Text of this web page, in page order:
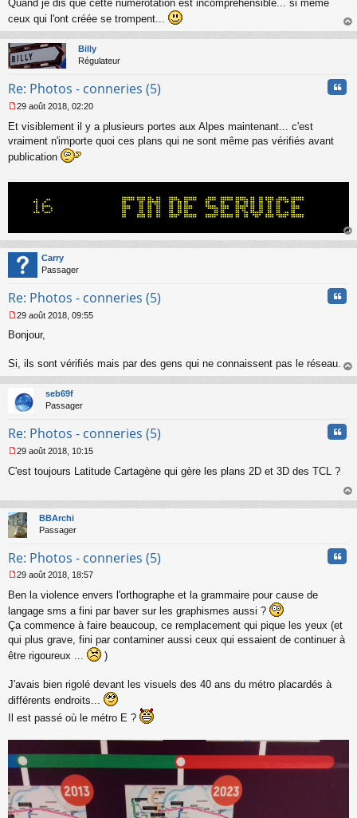
g
n
o
n
u
Quand je dis que cette numérotation est incompréhensible... si même
ceux qui l'ont créée se trompent...
au
Billy
Régulateur
Re: Photos - conneries (5)
e
s
s
a
l
u
29 août 2018, 02:20
Et visiblement il y a plusieurs portes aux Alpes maintenant... c'est
vraiment n'importe quoi ces plans qui ne sont même pas vérifiés avant
publication
au
Carry
Passager
Re: Photos - conneries (5)
e
a
g
e
n
n
u
29 août 2018, 09:55
Bonjour,
Si, ils sont vérifiés mais par des gens qui ne connaissent pas le réseau.
au
seb69f
Passager
Re: Photos - conneries (5)
e
a
g
e
o
l
u
29 août 2018, 10:15
C'est toujours Latitude Cartagène qui gère les plans 2D et 3D des TCL ?
au
BBArchi
Passager
Re: Photos - conneries (5)
e
s
a
g
e
l
u
29 août 2018, 18:57
Ben la violence envers l'orthographe et la grammaire pour cause de
langage sms a fini par baver sur les graphismes aussi ?
Ça commence à faire beaucoup, ce remplacement qui pique les yeux (et
qui plus grave, fini par contaminer aussi ceux qui essaient de continuer à
être rigoureux ...
)
J'avais bien rigolé devant les visuels des 40 ans du métro placardés à
différents endroits...
Il est passé où le métro E ?